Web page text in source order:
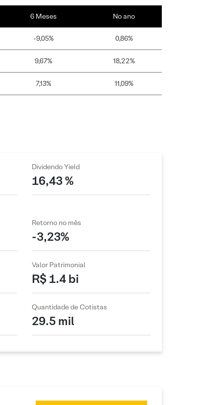
6 Meses No ano
-9,05% 0,86%
9,67% 18,22%
7,13% 11,09%
Dividendo Yield
16,43 %
Retorno no mês
-3,23%
Valor Patrimonial
R$ 1.4 bi
Quantidade de Cotistas
29.5 mil